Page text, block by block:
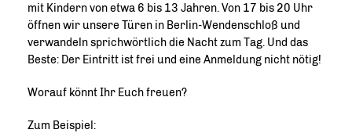
mit Kindern von etwa 6 bis 13 Jahren. Von 17 bis 20 Uhr
öffnen wir unsere Türen in Berlin-Wendenschloß und
verwandeln sprichwörtlich die Nacht zum Tag. Und das
Beste: Der Eintritt ist frei und eine Anmeldung nicht nötig!
Worauf könnt Ihr Euch freuen?
Zum Beispiel: